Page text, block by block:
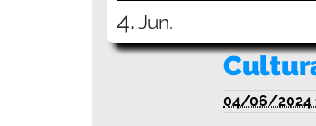
4. Jun.
04/06/2024